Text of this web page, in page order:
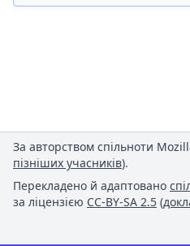
За авторством спільноти
пізніших учасників).
Перекладено й адаптовано
за ліцензією CC-BY-SA 2.5 (